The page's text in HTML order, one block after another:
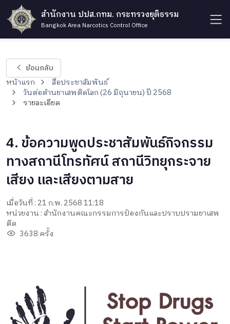
สำนักงาน ปปส.กทม. กระทรวงยุติธรรม
Bangkok Area Narcotics Control Office
ย้อนกลับ
หน้าแรก
สื่อประชาสัมพันธ์
วันต่อต้านยาเสพติดโลก (26 มิถุนายน) ปี 2568
รายละเอียด
4. ข้อความพูดประชาสัมพันธ์กิจกรรม
ทางสถานีโทรทัศน์ สถานีวิทยุกระจาย
เสียง และเสียงตามสาย
เมื่อวันที่ : 21 ก.พ. 2568 11:18
หน่วยงาน : สำนักงานคณะกรรมการป้องกันและปราบปรามยาเสพ
ติด
3638 ครั้ง